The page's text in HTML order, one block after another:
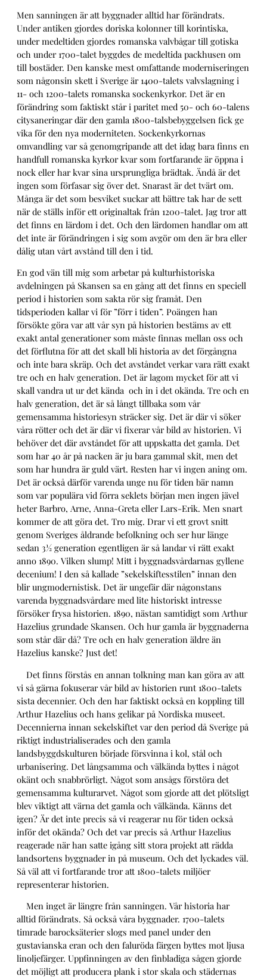
Men sanningen är att byggnader alltid har förändrats.
Under antiken gjordes doriska kolonner till korintiska,
under medeltiden gjordes romanska valvbågar till gotiska
och under 1700-talet byggdes de medeltida packhusen om
till bostäder. Den kanske mest omfattande moderniseringen
som någonsin skett i Sverige är 1400-talets valvslagning i
11- och 1200-talets romanska sockenkyrkor. Det är en
förändring som faktiskt står i paritet med 50- och 60-talens
citysaneringar där den gamla 1800-talsbebyggelsen fick ge
vika för den nya moderniteten. Sockenkyrkornas
omvandling var så genomgripande att det idag bara finns en
handfull romanska kyrkor kvar som fortfarande är öppna i
nock eller har kvar sina ursprungliga brädtak. Ändå är det
ingen som förfasar sig över det. Snarast är det tvärt om.
Många är det som besviket suckar att bättre tak har de sett
när de ställs inför ett originaltak från 1200-talet. Jag tror att
det finns en lärdom i det. Och den lärdomen handlar om att
det inte är förändringen i sig som avgör om den är bra eller
dålig utan vårt avstånd till den i tid.
En god vän till mig som arbetar på kulturhistoriska
avdelningen på Skansen sa en gång att det finns en speciell
period i historien som sakta rör sig framåt. Den
tidsperioden kallar vi för ”förr i tiden”. Poängen han
försökte göra var att vår syn på historien bestäms av ett
exakt antal generationer som måste finnas mellan oss och
det förflutna för att det skall bli historia av det förgångna
och inte bara skräp. Och det avståndet verkar vara rätt exakt
tre och en halv generation. Det är lagom mycket för att vi
skall vandra ut ur det kända och in i det okända. Tre och en
halv generation, det är så långt tillbaka som vår
gemensamma historiesyn sträcker sig. Det är där vi söker
våra rötter och det är där vi fixerar vår bild av historien. Vi
behöver det där avståndet för att uppskatta det gamla. Det
som har 40 år på nacken är ju bara gammal skit, men det
som har hundra är guld värt. Resten har vi ingen aning om.
Det är också därför varenda unge nu för tiden bär namn
som var populära vid förra seklets början men ingen jävel
heter Barbro, Arne, Anna-Greta eller Lars-Erik. Men snart
kommer de att göra det. Tro mig. Drar vi ett grovt snitt
genom Sveriges åldrande befolkning och ser hur länge
sedan 3½ generation egentligen är så landar vi rätt exakt
anno 1890. Vilken slump! Mitt i byggnadsvårdarnas gyllene
decenium! I den så kallade ”sekelskiftesstilen” innan den
blir ungmodernistisk. Det är ungefär där någonstans
varenda byggnadsvårdare med lite historiskt intresse
försöker frysa historien. 1890, nästan samtidigt som Arthur
Hazelius grundade Skansen. Och hur gamla är byggnaderna
som står där då? Tre och en halv generation äldre än
Hazelius kanske? Just det!
Det finns förstås en annan tolkning man kan göra av att
vi så gärna fokuserar vår bild av historien runt 1800-talets
sista decennier. Och den har faktiskt också en koppling till
Arthur Hazelius och hans gelikar på Nordiska museet.
Decennierna innan sekelskiftet var den period då Sverige på
riktigt industrialiserades och den gamla
landsbyggdskulturen började försvinna i kol, stål och
urbanisering. Det långsamma och välkända byttes i något
okänt och snabbrörligt. Något som ansågs förstöra det
gemensamma kulturarvet. Något som gjorde att det plötsligt
blev viktigt att värna det gamla och välkända. Känns det
igen? Är det inte precis så vi reagerar nu för tiden också
inför det okända? Och det var precis så Arthur Hazelius
reagerade när han satte igång sitt stora projekt att rädda
landsortens byggnader in på museum. Och det lyckades väl.
Så väl att vi fortfarande tror att 1800-talets miljöer
representerar historien.
Men inget är längre från sanningen. Vår historia har
alltid förändrats. Så också våra byggnader. 1700-talets
timrade barocksäterier slogs med panel under den
gustavianska eran och den faluröda färgen byttes mot ljusa
linoljefärger. Uppfinningen av den finbladiga sågen gjorde
det möjligt att producera plank i stor skala och städernas